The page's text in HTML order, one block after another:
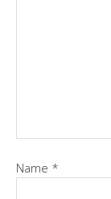
Name *